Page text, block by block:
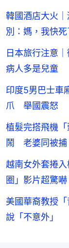
韓國酒店大火
別：媽，我快死
日本旅行注意
病人多是兒童
印度5男巴士車
爪 舉國震怒
植髮完搭飛機
鬧 老婆同被捕
越南女外套捲
圈」影片超驚嚇
美國華裔教授
說「不意外」